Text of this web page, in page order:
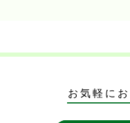
お気軽に